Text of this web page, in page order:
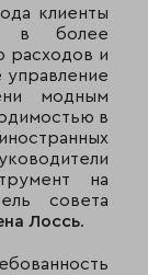
клиенты
в более
расходов и
модным
в
на
совета
Лоссь.